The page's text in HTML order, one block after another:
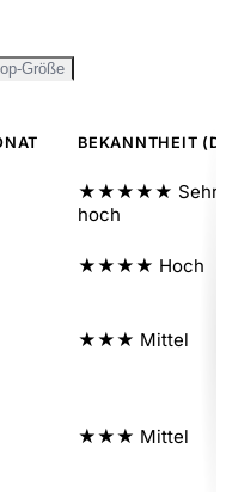
Größe
BEKANNTHEIT
★★★★★ Sehr
hoch
★★★★ Hoch
★★★ Mittel
★★★ Mittel